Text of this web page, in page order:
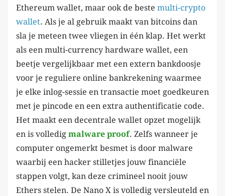
Ethereum wallet, maar ook de beste multi-crypto
wallet. Als je al gebruik maakt van bitcoins dan
sla je meteen twee vliegen in één klap. Het werkt
als een multi-currency hardware wallet, een
beetje vergelijkbaar met een extern bankdoosje
voor je reguliere online bankrekening waarmee
je elke inlog-sessie en transactie moet goedkeuren
met je pincode en een extra authentificatie code.
Het maakt een decentrale wallet opzet mogelijk
en is volledig malware proof. Zelfs wanneer je
computer ongemerkt besmet is door malware
waarbij een hacker stilletjes jouw financiële
stappen volgt, kan deze crimineel nooit jouw
Ethers stelen. De Nano X is volledig versleuteld en